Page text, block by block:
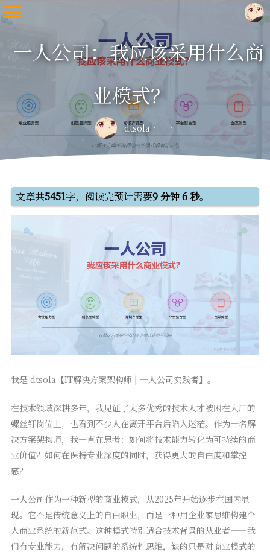
一人公司：我应该采用什么商
业模式？
dtsola
文章共5451字，阅读完预计需要9 分钟 6 秒。
我是 dtsola【IT解决方案架构师 | 一人公司实践者】。
在技术领域深耕多年，我见证了太多优秀的技术人才被困在大厂的
螺丝钉岗位上，也看到不少人在离开平台后陷入迷茫。作为一名解
决方案架构师，我一直在思考：如何将技术能力转化为可持续的商
业价值？如何在保持专业深度的同时，获得更大的自由度和掌控
感？
一人公司作为一种新型的商业模式，从2025年开始逐步在国内显
现。它不是传统意义上的自由职业，而是一种用企业家思维构建个
人商业系统的新范式。这种模式特别适合技术背景的从业者——我
们有专业能力，有解决问题的系统性思维，缺的只是对商业模式的